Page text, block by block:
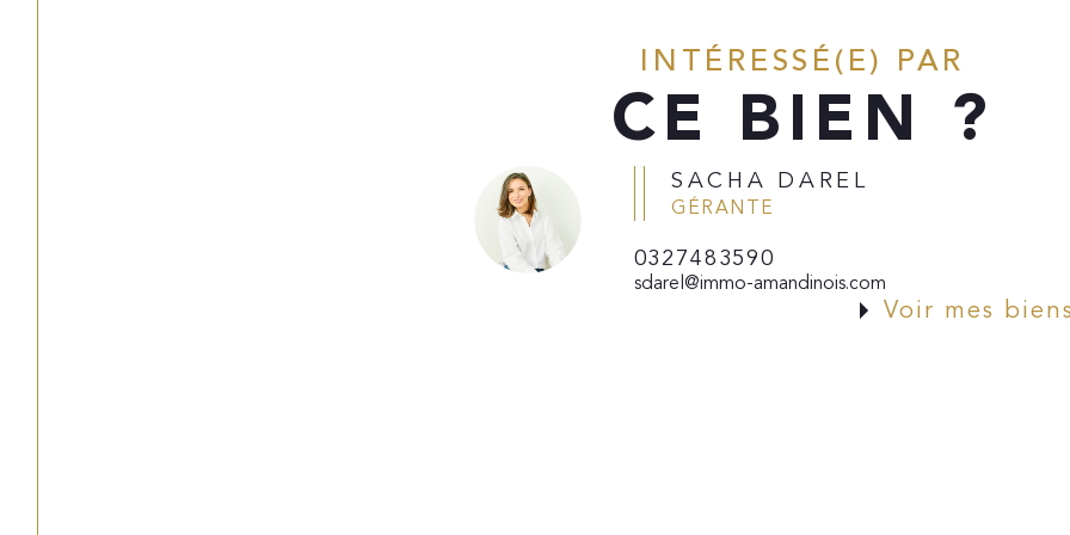
INTÉRESSÉ(E) PAR
CE BIEN ?
SACHA DAREL
GÉRANTE
0327483590
sdarel@immo-amandinois.com
Voir mes